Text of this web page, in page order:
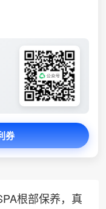
券
根部保养，真